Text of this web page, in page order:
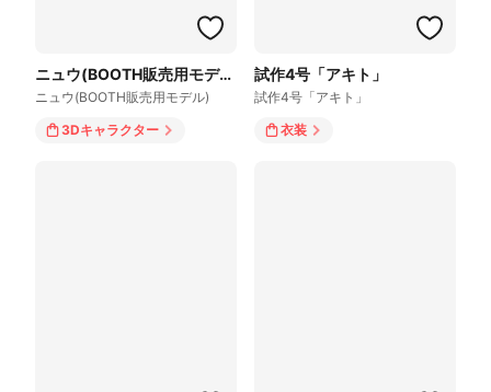
ニュウ(BOOTH販売用モデル)
ニュウ(BOOTH販売用モデル)
3Dキャラクター
試作4号「アキト」
試作4号「アキト」
衣装